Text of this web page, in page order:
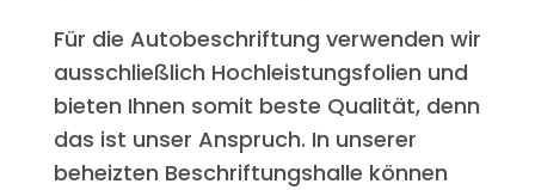
Für die Autobeschriftung verwenden wir
ausschließlich Hochleistungsfolien und
bieten Ihnen somit beste Qualität, denn
das ist unser Anspruch. In unserer
beheizten Beschriftungshalle können